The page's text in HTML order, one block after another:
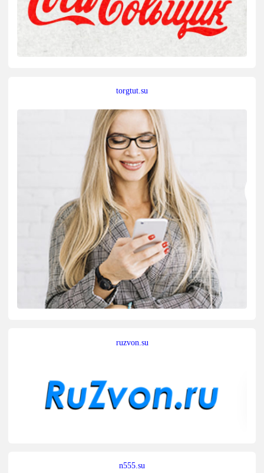
torgtut.su
ruzvon.su
n555.su